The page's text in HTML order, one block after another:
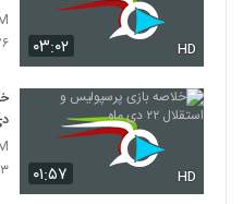
۰۳:۰۲ HD
۰۱:۵۷ HD